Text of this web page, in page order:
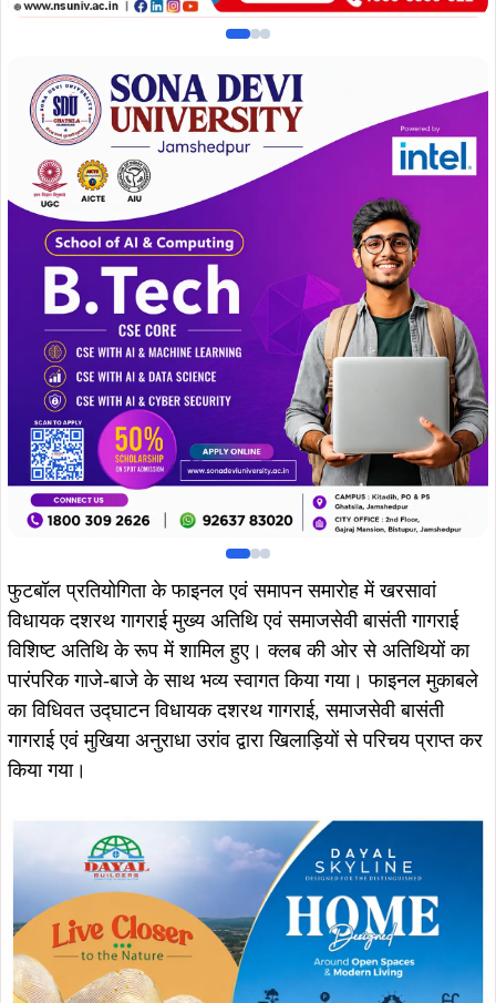
फुटबॉल प्रतियोगिता के फाइनल एवं समापन समारोह में खरसावां
विधायक दशरथ गागराई मुख्य अतिथि एवं समाजसेवी बासंती गागराई
विशिष्ट अतिथि के रूप में शामिल हुए। क्लब की ओर से अतिथियों का
पारंपरिक गाजे-बाजे के साथ भव्य स्वागत किया गया। फाइनल मुकाबले
का विधिवत उद्घाटन विधायक दशरथ गागराई, समाजसेवी बासंती
गागराई एवं मुखिया अनुराधा उरांव द्वारा खिलाड़ियों से परिचय प्राप्त कर
किया गया।